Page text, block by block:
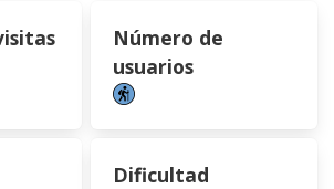
Número de
usuarios
Dificultad